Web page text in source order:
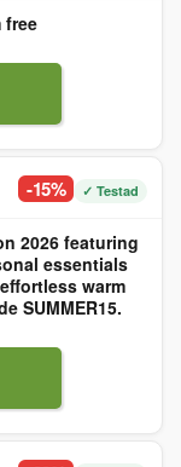
free
-15% ✓ Testad
2026 featuring
essentials
warm
SUMMER15.